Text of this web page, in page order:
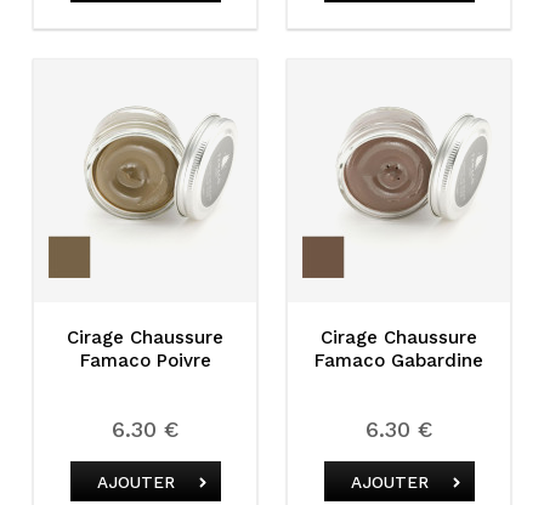
Cirage Chaussure
Famaco Poivre
6.30 €
AJOUTER
Cirage Chaussure
Famaco Gabardine
6.30 €
AJOUTER